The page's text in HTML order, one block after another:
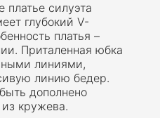
платье силуэта
глубокий V-
платья –
Приталенная юбка
линиями,
линию бедер.
дополнено
кружева.